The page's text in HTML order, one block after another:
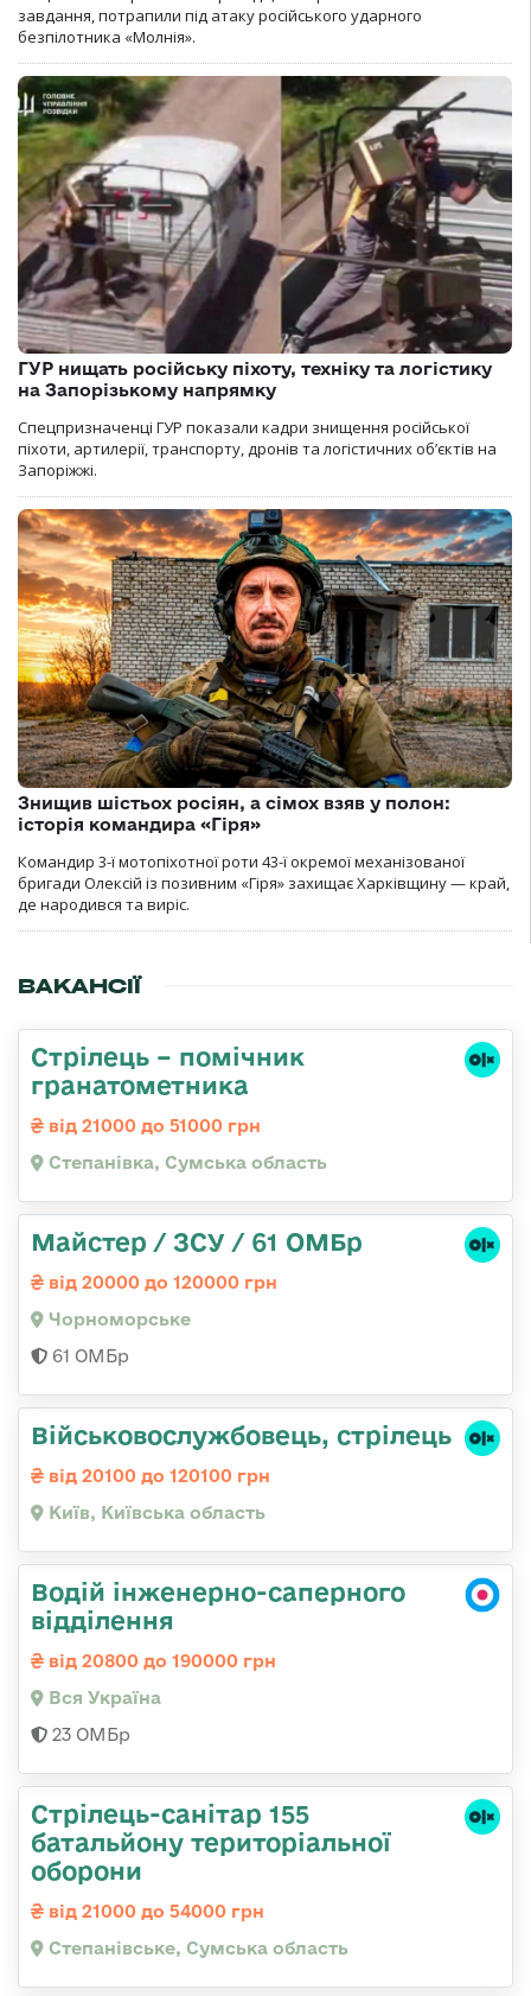
завдання, потрапили під атаку російського ударного
безпілотника «Молнія».
ГУР нищать російську піхоту, техніку та логістику
на Запорізькому напрямку
Спецпризначенці ГУР показали кадри знищення російської
піхоти, артилерії, транспорту, дронів та логістичних об’єктів на
Запоріжжі.
Знищив шістьох росіян, а сімох взяв у полон:
історія командира «Гіря»
Командир 3-ї мотопіхотної роти 43-ї окремої механізованої
бригади Олексій із позивним «Гіря» захищає Харківщину — край,
де народився та виріс.
ВАКАНСІЇ
Стрілець – помічник
гранатометника
від 21000 до 51000 грн
Степанівка, Сумська область
Майстер / ЗСУ / 61 ОМБр
від 20000 до 120000 грн
Чорноморське
61 ОМБр
Військовослужбовець, стрілець
від 20100 до 120100 грн
Київ, Київська область
Водій інженерно-саперного
відділення
від 20800 до 190000 грн
Вся Україна
23 ОМБр
Стрілець-санітар 155
батальйону територіальної
оборони
від 21000 до 54000 грн
Степанівське, Сумська область